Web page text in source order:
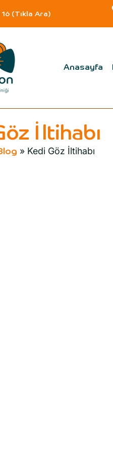
(Tıkla Ara)
Anasayfa
İltihabı
» Kedi Göz İltihabı